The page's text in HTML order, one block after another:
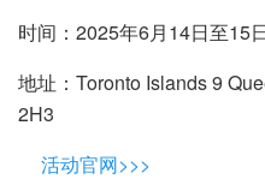
时间：2025年6月14日至15
地址：Toronto Islands 9
2H3
活动官网>>>